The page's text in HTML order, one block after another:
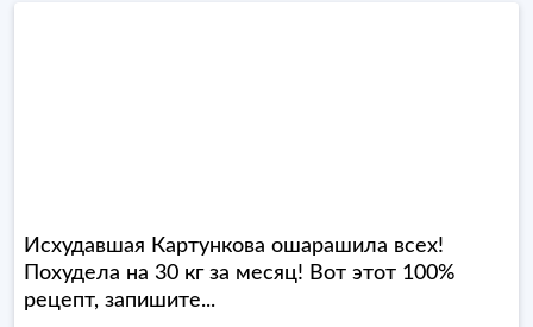
Исхудавшая Картункова ошарашила всех!
Похудела на 30 кг за месяц! Вот этот 100%
рецепт, запишите...